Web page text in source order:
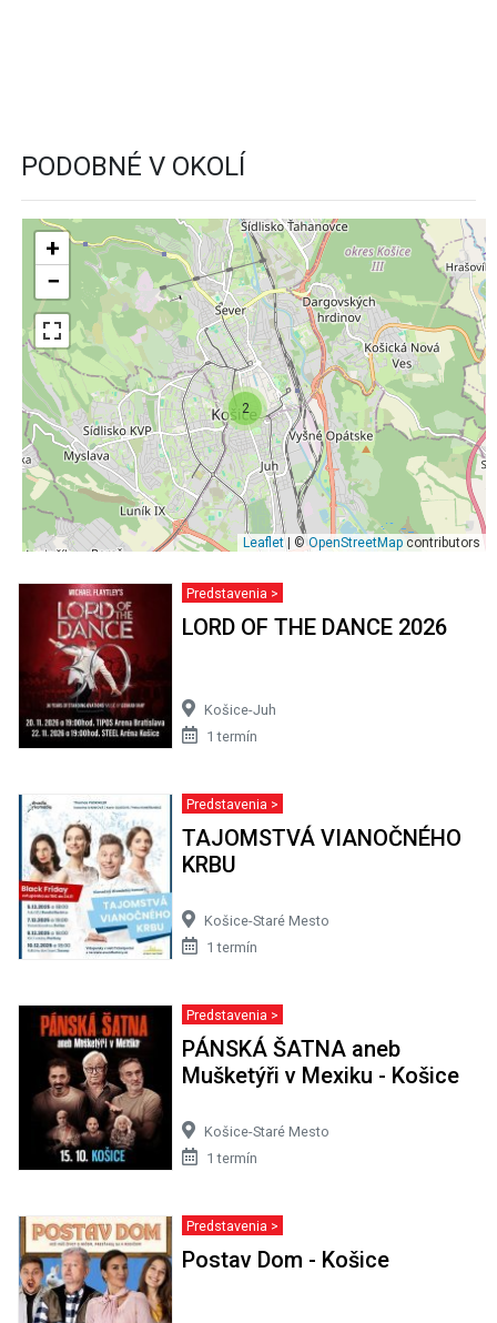
PODOBNÉ V OKOLÍ
2
+
−
Leaflet| ©OpenStreetMap contributors
Predstavenia >
LORD OF THE DANCE 2026
Košice-Juh
1 termín
Predstavenia >
TAJOMSTVÁ VIANOČNÉHO
KRBU
Košice-Staré Mesto
1 termín
Predstavenia >
PÁNSKÁ ŠATNA aneb
Mušketýři v Mexiku - Košice
Košice-Staré Mesto
1 termín
Predstavenia >
Postav Dom - Košice